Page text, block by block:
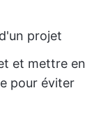
projet
et mettre en
pour éviter